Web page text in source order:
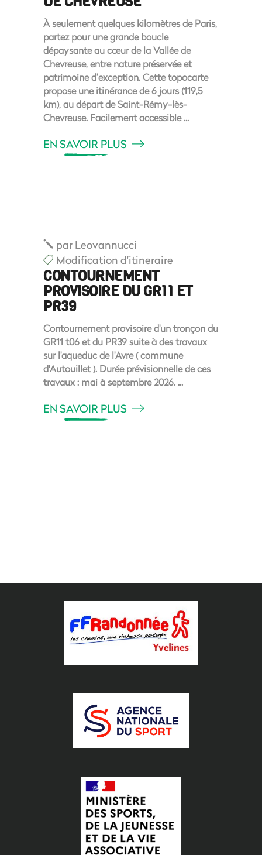
À seulement quelques kilomètres de Paris,
partez pour une grande boucle
dépaysante au cœur de la Vallée de
Chevreuse, entre nature préservée et
patrimoine d’exception. Cette topocarte
propose une itinérance de 6 jours (119,5
km), au départ de Saint-Rémy-lès-
Chevreuse. Facilement accessible
EN SAVOIR PLUS
par Leovannucci
Modification d'itineraire
CONTOURNEMENT
PROVISOIRE DU GR11 ET
PR39
Contournement provisoire d'un tronçon du
GR11 t06 et du PR39 suite à des travaux
sur l'aqueduc de l'Avre ( commune
d'Autouillet ). Durée prévisionnelle de ces
travaux : mai à septembre 2026.
EN SAVOIR PLUS